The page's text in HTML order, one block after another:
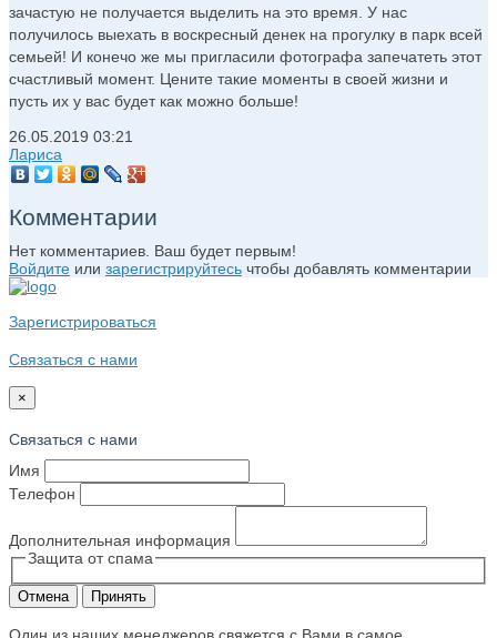
зачастую не получается выделить на это время. У нас
получилось выехать в воскресный денек на прогулку в парк всей
семьей! И конечо же мы пригласили фотографа запечатеть этот
счастливый момент. Цените такие моменты в своей жизни и
пусть их у вас будет как можно больше!
26.05.2019 03:21
Лариса
Комментарии
Нет комментариев. Ваш будет первым!
Войдите или зарегистрируйтесь чтобы добавлять комментарии
Зарегистрироваться
Связаться с нами
×
Связаться с нами
Имя
Телефон
Дополнительная информация
Защита от спама
Отмена Принять
Один из наших менеджеров свяжется с Вами в самое